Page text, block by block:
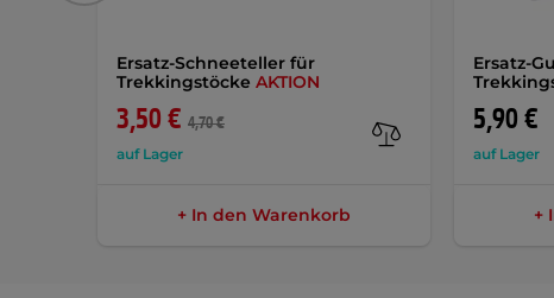
Ersatz-Schneeteller für
Trekkingstöcke AKTION
3,50 € 4,70 €
auf Lager
+ In den Warenkorb
Ersatz-
5,90 €
auf Lager
+